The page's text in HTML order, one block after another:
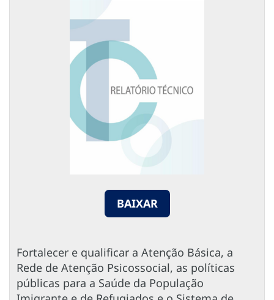
BAIXAR
Fortalecer e qualificar a Atenção Básica, a
Rede de Atenção Psicossocial, as políticas
públicas para a Saúde da População